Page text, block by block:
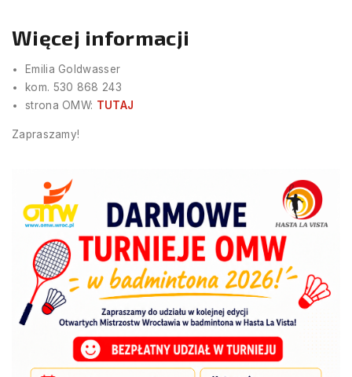
Więcej informacji
Emilia Goldwasser
kom. 530 868 243
strona OMW: TUTAJ
Zapraszamy!